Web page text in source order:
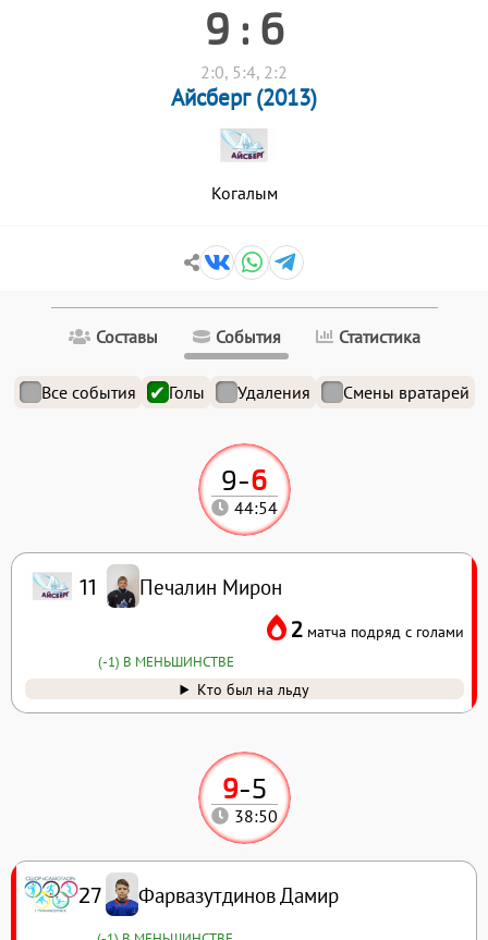
9 : 6
2:0, 5:4, 2:2
Айсберг (2013)
Когалым
Составы События Статистика
Все события Голы Удаления Смены вратарей
9-5
38:50
27 Фарвазутдинов Дамир
9-6
44:54
11 Печалин Мирон
2 матча подряд с голами
(-1) В МЕНЬШИНСТВЕ
Кто был на льду